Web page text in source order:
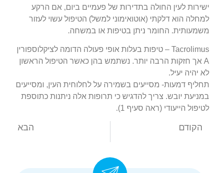
ישירות לעין החולה בתדירות של פעמיים ביום, אם הרקע
למחלה הוא דלקתי (אוטואימוני למשל) הטיפול עשוי לעזור
משמעותית. החומר ניתן בטיפות או במשחה.
Tacrolimus – טיפות בעלות אופי פעולה הדומה לציקלוספורין
A אך חזקות הרבה יותר. נשתמש בהן כאשר הטיפול הראשון
לא יהיה יעיל.
תחליף דמעות- מסייעים בשמירה על לחלוחית העין, ומסייעים
במניעת יובש. צריך להדגיש כי תרופות אלה ניתנות כתוספת
לטיפול הייעודי (ראה סעיף 1).
הקודם הבא